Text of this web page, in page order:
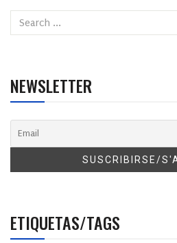
NEWSLETTER
ETIQUETAS/TAGS